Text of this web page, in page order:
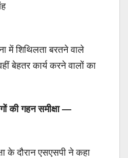
में शिथिलता बरतने वाले
बेहतर कार्य करने वालों का
की गहन समीक्षा —
के दौरान एसएसपी ने कहा